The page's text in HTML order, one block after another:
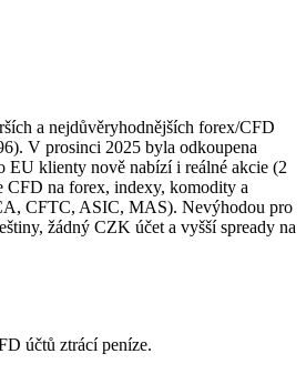
a nejdůvěryhodnějších forex/CFD
V prosinci 2025 byla odkoupena
EU klienty nově nabízí i reálné akcie (2
CFD na forex, indexy, komodity a
CFTC, ASIC, MAS). Nevýhodou pro
žádný CZK účet a vyšší spready na
účtů ztrácí peníze.